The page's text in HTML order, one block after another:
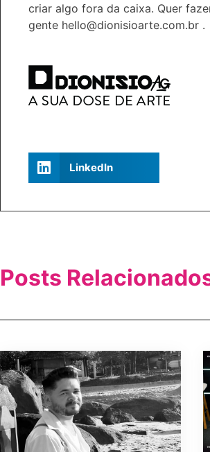
criar algo fora da caixa. Quer
gente hello@dionisioarte.com.br .
LinkedIn
Posts